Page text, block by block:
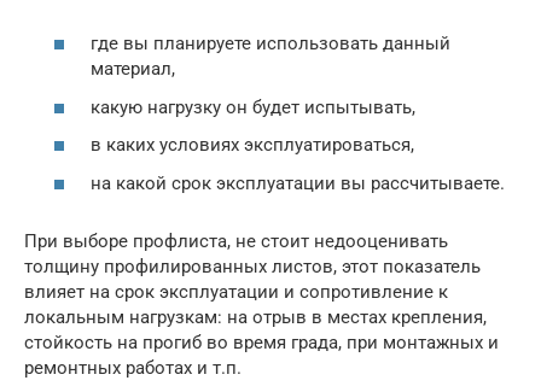
где вы планируете использовать данный
материал,
какую нагрузку он будет испытывать,
в каких условиях эксплуатироваться,
на какой срок эксплуатации вы рассчитываете.
При выборе профлиста, не стоит недооценивать
толщину профилированных листов, этот показатель
влияет на срок эксплуатации и сопротивление к
локальным нагрузкам: на отрыв в местах крепления,
стойкость на прогиб во время града, при монтажных и
ремонтных работах и т.п.